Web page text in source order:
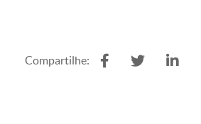
Compartilhe: